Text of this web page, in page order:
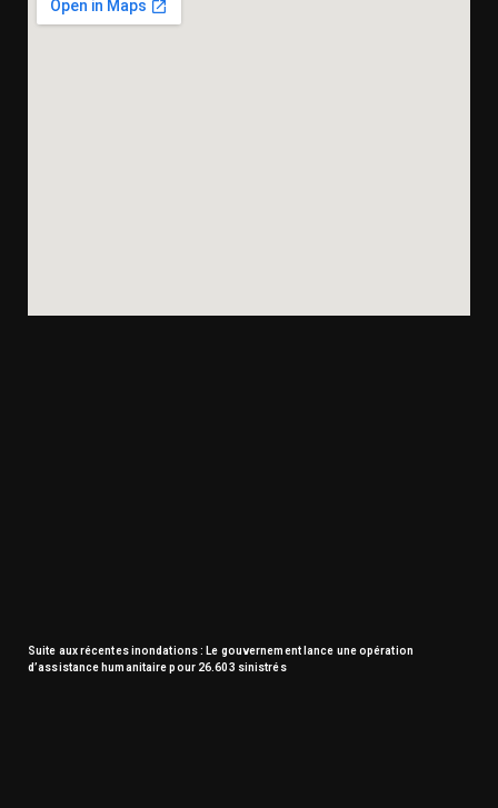
Suite aux récentes inondations : Le gouvernement lance une opération
d’assistance humanitaire pour 26.603 sinistrés